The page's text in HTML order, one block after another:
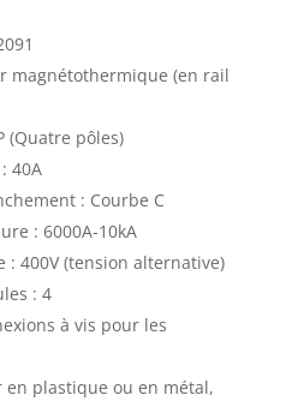
magnétothermique (en rail
(Quatre pôles)
40A
: Courbe C
: 6000A-10kA
: 400V (tension alternative)
: 4
à vis pour les
en plastique ou en métal,